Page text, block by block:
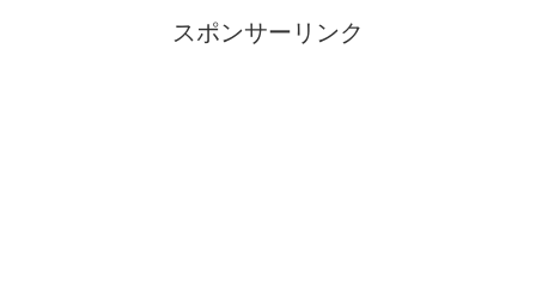
スポンサーリンク